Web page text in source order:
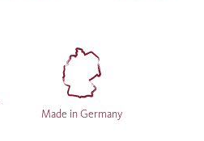
Made in Germany